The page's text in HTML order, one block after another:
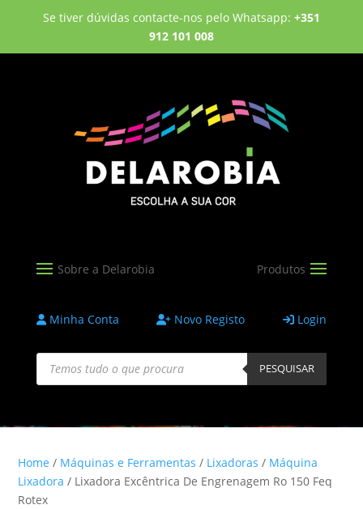
Se tiver dúvidas contacte-nos pelo Whatsapp: +351
912 101 008
Minha Conta Novo Registo Login
Products
search PESQUISAR
Home / Máquinas e Ferramentas / Lixadoras / Máquina
Lixadora / Lixadora Excêntrica De Engrenagem Ro 150 Feq
Rotex